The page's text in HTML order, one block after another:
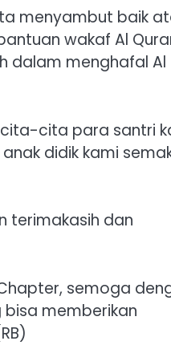
menyambut baik
wakaf Al
dalam menghafal Al
cita-cita para santri
didik kami
terimakasih dan
semoga
bisa memberikan